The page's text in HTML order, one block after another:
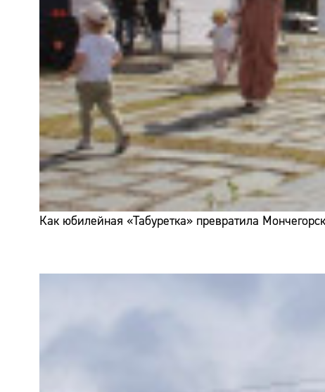
Как юбилейная «Табуретка» превратила